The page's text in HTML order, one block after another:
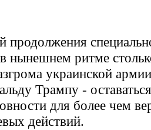
продолжения
нынешнем ритме
украинской
Трампу -
для более чем
действий.